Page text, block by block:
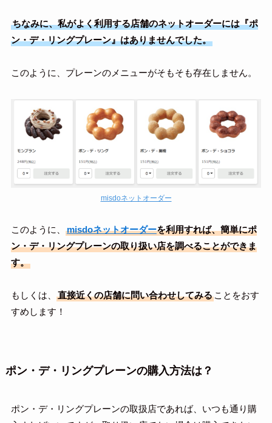
ちなみに、私がよく利用する店舗のネットオーダーには『ポ
ン・デ・リングプレーン』はありませんでした。
このように、プレーンのメニューがそもそも存在しません。
misdoネットオーダー
このように、 misdoネットオーダーを利用すれば、簡単にポ
ン・デ・リングプレーンの取り扱い店を調べることができま
す。
もしくは、 直接近くの店舗に問い合わせしてみることをおす
すめします！
ポン・デ・リングプレーンの購入方法は？
ポン・デ・リングプレーンの取扱店であれば、いつも通り購